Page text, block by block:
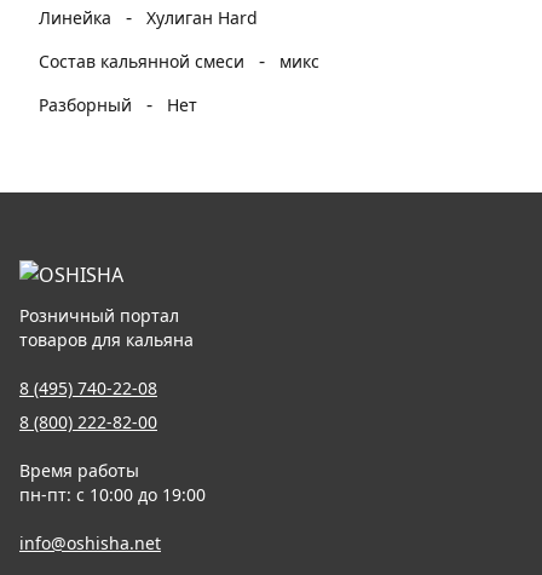
Линейка
- Хулиган Hard
Состав кальянной смеси
-
микс
Разборный
- Нет
Розничный портал
товаров для кальяна
8 (495) 740-22-08
8 (800) 222-82-00
Время работы
пн-пт: с 10:00 до 19:00
info@oshisha.net